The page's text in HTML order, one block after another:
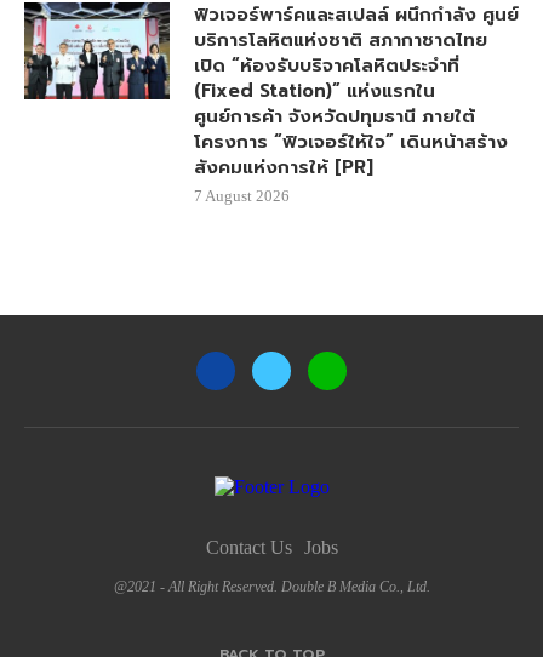
ฟิวเจอร์พาร์คและสเปลล์ ผนึกกำลัง ศูนย์
บริการโลหิตแห่งชาติ สภากาชาดไทย
เปิด “ห้องรับบริจาคโลหิตประจำที่
(Fixed Station)” แห่งแรกใน
ศูนย์การค้า จังหวัดปทุมธานี ภายใต้
โครงการ “ฟิวเจอร์ให้ใจ” เดินหน้าสร้าง
สังคมแห่งการให้ [PR]
7 August 2026
Contact Us Jobs
@2021 - All Right Reserved. Double B Media Co., Ltd.